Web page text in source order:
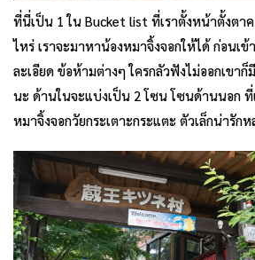
ที่นี่เป็น 1 ใน Bucket list ที่เราตั้งหน้าตั้งตา
ไหร่ เราจะมาหาน้องหมาจิ้งจอกให้ได้ ก่อนเ
ละเอียด ข้อห้ามต่างๆ ใครกลัวฟังไม่ออกเขา
นะ ด้านในจะแบ่งเป็น 2 โซน โซนด้านนอก ที่
หมาจิ้งจอกวัยกระเตาะกระแตะ ตัวเล็กน่ารัก